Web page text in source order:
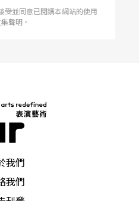
受並同意已閱讀本網站的使用
聲明。
我們
我們